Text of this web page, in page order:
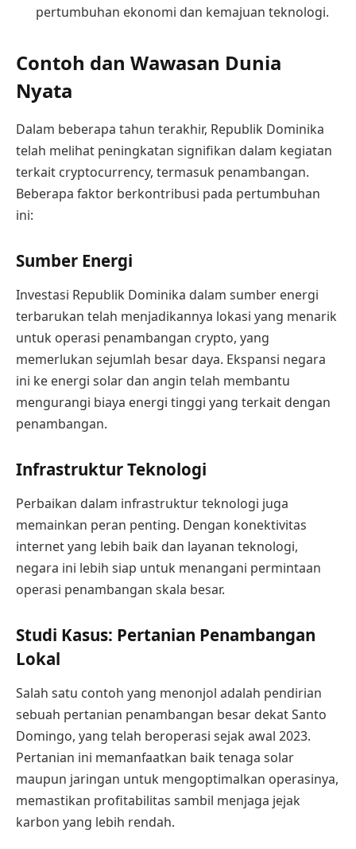
pertumbuhan ekonomi dan kemajuan teknologi.
Contoh dan Wawasan Dunia
Nyata
Dalam beberapa tahun terakhir, Republik Dominika
telah melihat peningkatan signifikan dalam kegiatan
terkait cryptocurrency, termasuk penambangan.
Beberapa faktor berkontribusi pada pertumbuhan
ini:
Sumber Energi
Investasi Republik Dominika dalam sumber energi
terbarukan telah menjadikannya lokasi yang menarik
untuk operasi penambangan crypto, yang
memerlukan sejumlah besar daya. Ekspansi negara
ini ke energi solar dan angin telah membantu
mengurangi biaya energi tinggi yang terkait dengan
penambangan.
Infrastruktur Teknologi
Perbaikan dalam infrastruktur teknologi juga
memainkan peran penting. Dengan konektivitas
internet yang lebih baik dan layanan teknologi,
negara ini lebih siap untuk menangani permintaan
operasi penambangan skala besar.
Studi Kasus: Pertanian Penambangan
Lokal
Salah satu contoh yang menonjol adalah pendirian
sebuah pertanian penambangan besar dekat Santo
Domingo, yang telah beroperasi sejak awal 2023.
Pertanian ini memanfaatkan baik tenaga solar
maupun jaringan untuk mengoptimalkan operasinya,
memastikan profitabilitas sambil menjaga jejak
karbon yang lebih rendah.